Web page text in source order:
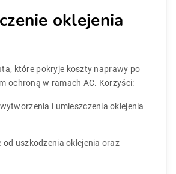
oklejenia
które pokryje koszty naprawy po
ochroną w ramach AC. Korzyści:
i umieszczenia oklejenia
od uszkodzenia oklejenia oraz